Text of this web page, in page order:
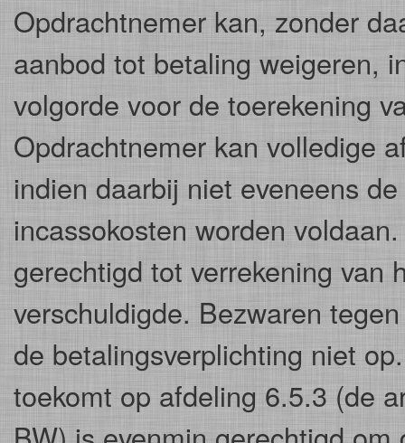
Opdrachtnemer kan, zonder
aanbod tot betaling weigeren,
volgorde voor de toerekening
Opdrachtnemer kan volledige
indien daarbij niet eveneens
incassokosten worden
gerechtigd tot verrekening van
verschuldigde. Bezwaren
de betalingsverplichting niet
toekomt op afdeling 6.5.3 (de